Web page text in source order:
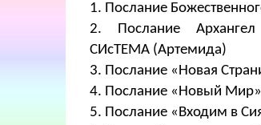
1. Послание
2. Послание
СИсТЕМА (Артемида)
3. Послание «Новая
4. Послание «Новый
5. Послание «Входим в